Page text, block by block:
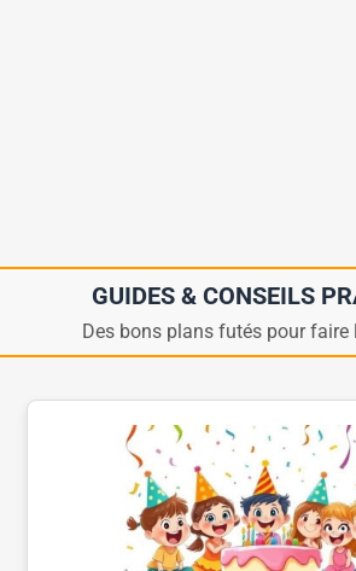
GUIDES & CONSEILS
Des bons plans futés pour faire